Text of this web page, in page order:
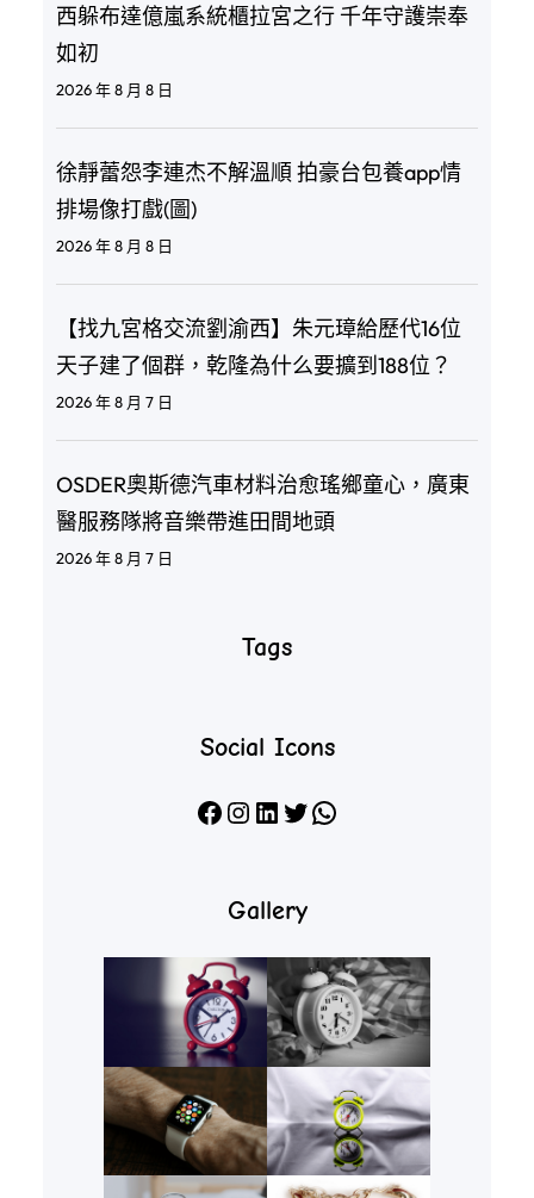
西躲布達億嵐系統櫃拉宮之行 千年守護崇奉
如初
2026 年 8 月 8 日
徐靜蕾怨李連杰不解溫順 拍豪台包養app情
排場像打戲(圖)
2026 年 8 月 8 日
【找九宮格交流劉渝西】朱元璋給歷代16位
天子建了個群，乾隆為什么要擴到188位？
2026 年 8 月 7 日
OSDER奧斯德汽車材料治愈瑤鄉童心，廣東
醫服務隊將音樂帶進田間地頭
2026 年 8 月 7 日
Tags
Social Icons
Facebook Instagram LinkedIn X WhatsApp
Gallery